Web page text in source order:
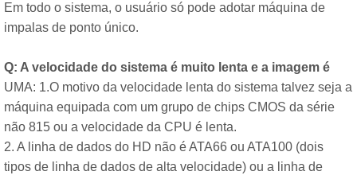
Em todo o sistema, o usuário só pode adotar máquina de
impalas de ponto único.
Q: A velocidade do sistema é muito lenta e a imagem é
UMA: 1.O motivo da velocidade lenta do sistema talvez seja a
máquina equipada com um grupo de chips CMOS da série
não 815 ou a velocidade da CPU é lenta.
2. A linha de dados do HD não é ATA66 ou ATA100 (dois
tipos de linha de dados de alta velocidade) ou a linha de